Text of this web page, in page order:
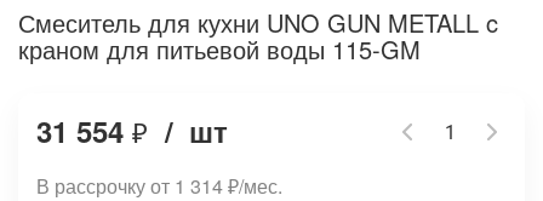
Смеситель для кухни UNO GUN METALL c
краном для питьевой воды 115-GM
31 554 ₽ / шт
В рассрочку от 1 314₽/мес.